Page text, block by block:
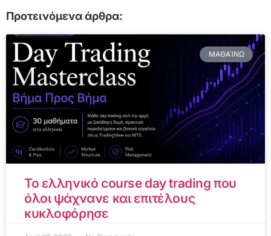
Προτεινόμενα άρθρα:
ΜΑΘΑΊΝΩ
Το ελληνικό course day trading που
όλοι ψάχνανε και επιτέλους
κυκλοφόρησε